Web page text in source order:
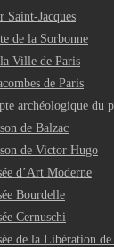
Saint-Jacques
de la Sorbonne
Ville de Paris
de Paris
archéologique du
de Balzac
de Victor Hugo
d’Art Moderne
Bourdelle
Cernuschi
de la Libération de